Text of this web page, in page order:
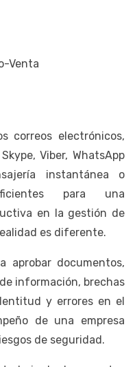
Venta
correos electrónicos,
Viber, WhatsApp
instantánea o
para una
en la gestión de
es diferente.
aprobar documentos,
información, brechas
y errores en el
de una empresa
de seguridad.